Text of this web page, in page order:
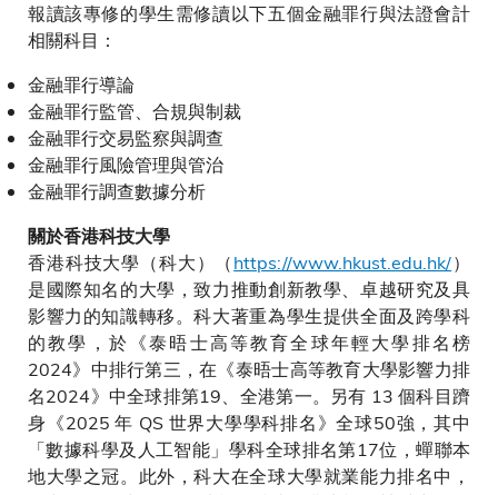
報讀該專修的學生需修讀以下五個金融罪行與法證會計
相關科目：
金融罪行導論
金融罪行監管、合規與制裁
金融罪行交易監察與調查
金融罪行風險管理與管治
金融罪行調查數據分析
關於香港科技大學
香港科技大學（科大）（https://www.hkust.edu.hk/）
是國際知名的大學，致力推動創新教學、卓越研究及具
影響力的知識轉移。科大著重為學生提供全面及跨學科
的教學，於《泰晤士高等教育全球年輕大學排名榜
2024》中排行第三，在《泰晤士高等教育大學影響力排
名2024》中全球排第19、全港第一。另有 13 個科目躋
身《2025 年 QS 世界大學學科排名》全球50強，其中
「數據科學及人工智能」學科全球排名第17位，蟬聯本
地大學之冠。此外，科大在全球大學就業能力排名中，